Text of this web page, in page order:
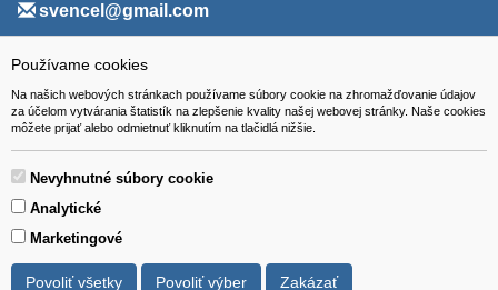
Používame cookies
Na našich webových stránkach používame súbory cookie na zhromažďovanie údajov
za účelom vytvárania štatistík na zlepšenie kvality našej webovej stránky. Naše cookies
môžete prijať alebo odmietnuť kliknutím na tlačidlá nižšie.
Nevyhnutné súbory cookie
Analytické
Marketingové
Povoliť všetky Povoliť výber Zakázať
svencel@gmail.com
ADRESA
VEST - tech s.r.o.
Hviezdoslavova 280/6, 965 01 Žiar nad Hronom
Slovakia (Slovak Republic)
Všetky ceny sú uvádzané vrátane DPH.